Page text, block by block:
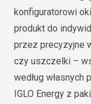
konfiguratorowi
produkt do
przez precyzyjne
czy uszczelki –
według własnych
IGLO Energy z